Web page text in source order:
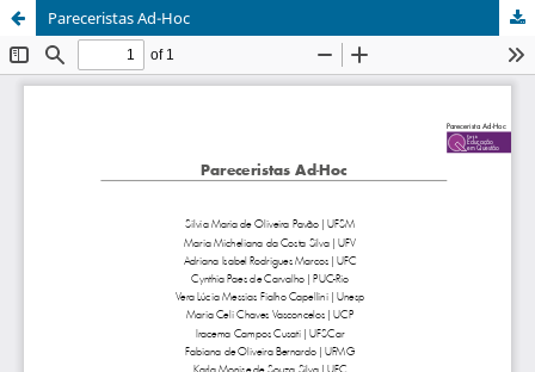
Pareceristas Ad-Hoc